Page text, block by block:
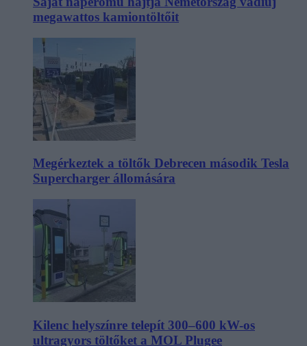
megawattos kamiontöltőit
Megérkeztek a töltők Debrecen második Tesla
Supercharger állomására
Kilenc helyszínre telepít 300–600 kW-os
ultragyors töltőket a MOL Plugee